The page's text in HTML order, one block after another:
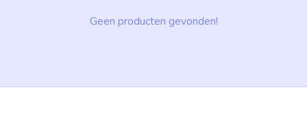
Geen producten gevonden!